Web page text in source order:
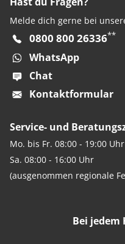
Melde dich gerne bei
0800 800 26336**
WhatsApp
Chat
Kontaktformular
Service- und
Mo. bis Fr. 08:00 - 19:00 Uhr
Sa. 08:00 - 16:00 Uhr
(ausgenommen regionale
Bei jedem